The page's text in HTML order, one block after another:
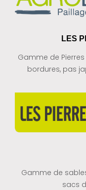
LES
Gamme de
bordures, pas
Gamme de
sacs